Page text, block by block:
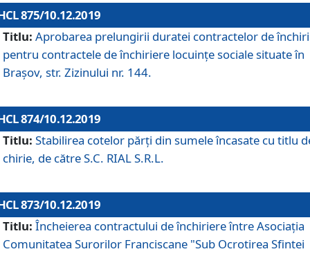
875/10.12.2019
Titlu: Aprobarea prelungirii duratei contractelor de
pentru contractele de închiriere locuinţe sociale situate în
Braşov, str. Zizinului nr. 144.
874/10.12.2019
Titlu: Stabilirea cotelor părți din sumele încasate cu titlu
chirie, de către S.C. RIAL S.R.L.
873/10.12.2019
Titlu: Încheierea contractului de închiriere între Asociația
Comunitatea Surorilor Franciscane "Sub Ocrotirea Sfintei